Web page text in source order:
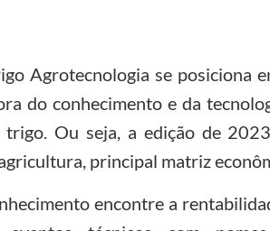
Agrotecnologia se posiciona
do conhecimento e da
Ou seja, a edição de
principal matriz
encontre a